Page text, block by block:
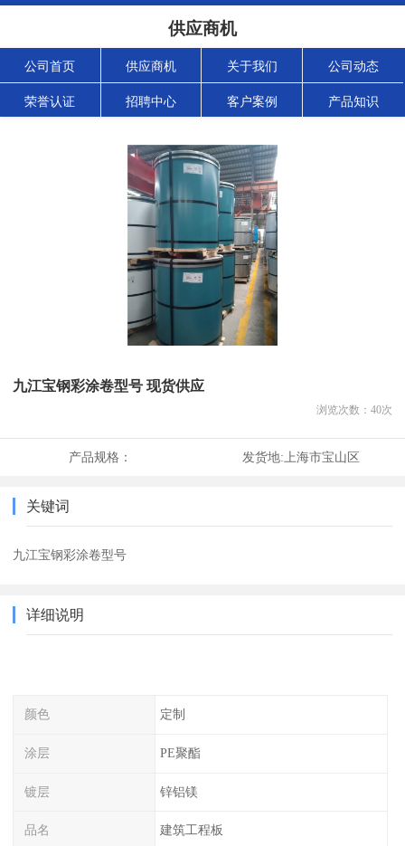
供应商机
公司首页 供应商机 关于我们 公司动态
荣誉认证 招聘中心 客户案例 产品知识
九江宝钢彩涂卷型号 现货供应
浏览次数： 40次
产品规格： 发货地: 上海市宝山区
关键词
九江宝钢彩涂卷型号
详细说明
颜色 定制
涂层 PE聚酯
镀层 锌铝镁
品名 建筑工程板